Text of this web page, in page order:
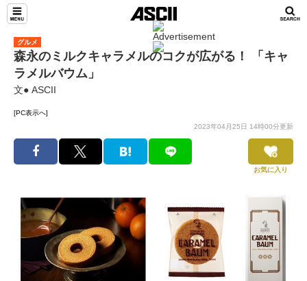
グルメ
森永のミルクキャラメルのコクが広がる！ 「キャ
ラメルバウム」
文● ASCII
[PC表示へ]
2023年04月25日 14時00分更新
お気に入り